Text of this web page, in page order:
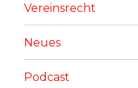
Vereinsrecht
Neues
Podcast